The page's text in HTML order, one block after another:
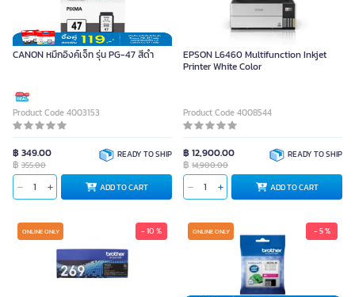
CANON หมึกอิงค์เจ็ท รุ่น PG-47 สีดำ
Product Code 4003153
฿ 349.00
฿ 355.00
READY TO SHIP
ADD TO CART
EPSON L6460 Multifunction Inkjet
Printer White Color
Product Code 4008544
฿ 12,900.00
฿ 14,900.00
READY TO SHIP
ADD TO CART
ONLINE ONLY - 10 % ONLINE ONLY - 5 %